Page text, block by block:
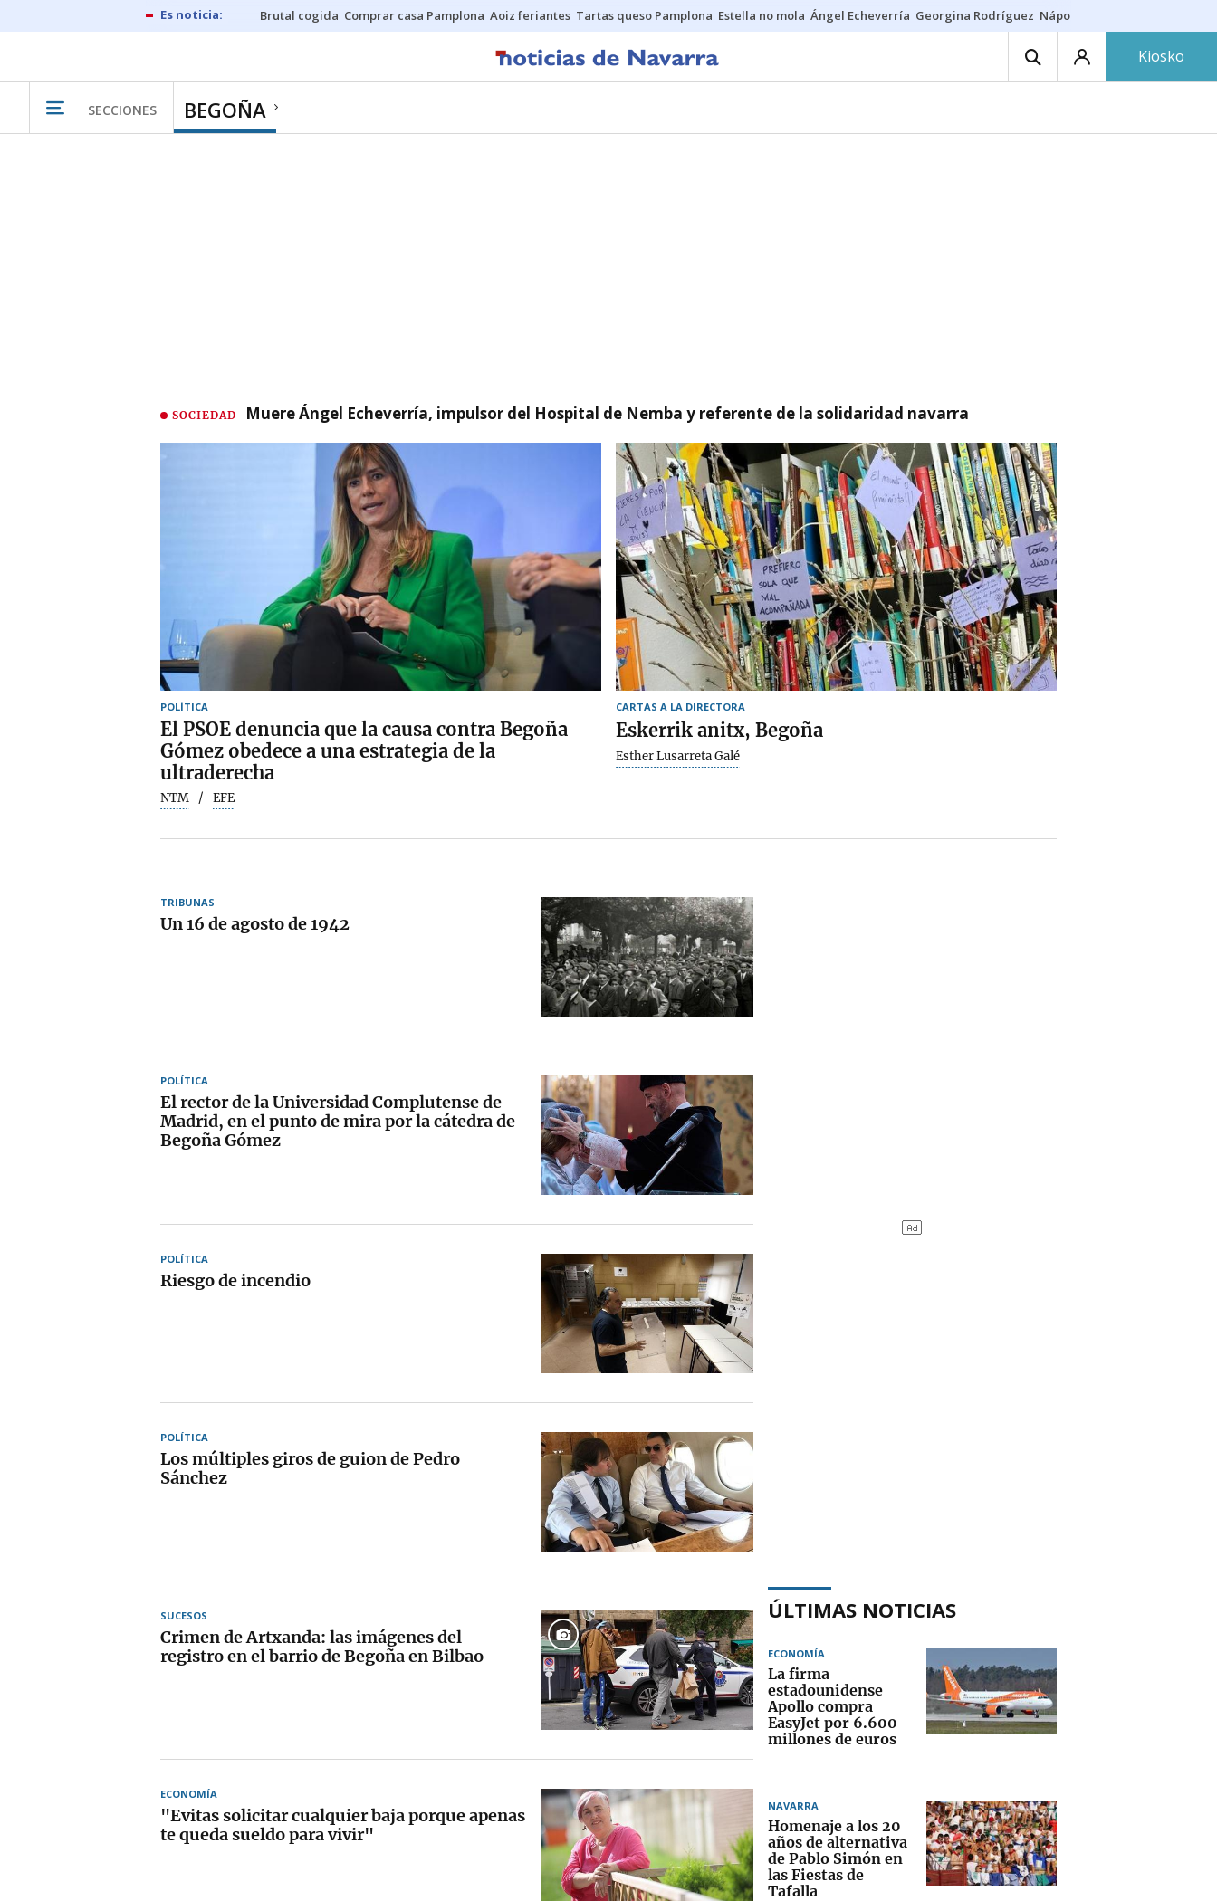
Brutal cogida Comprar casa Pamplona Aoiz feriantes Tartas queso Pamplona Estella no mola Ángel Echeverría Georgina Rodríguez Nápoles - Osasuna
Kiosko
SECCIONES BEGOÑA
SOCIEDAD Muere Ángel Echeverría, impulsor del Hospital de Nemba y referente de la solidaridad navarra
POLÍTICA
El PSOE denuncia que la causa contra Begoña
Gómez obedece a una estrategia de la
ultraderecha
NTM EFE
CARTAS A LA DIRECTORA
Eskerrik anitx, Begoña
Esther Lusarreta Galé
TRIBUNAS
Un 16 de agosto de 1942
POLÍTICA
El rector de la Universidad Complutense de
Madrid, en el punto de mira por la cátedra de
Begoña Gómez
POLÍTICA
Riesgo de incendio
POLÍTICA
Los múltiples giros de guion de Pedro
Sánchez
SUCESOS
Crimen de Artxanda: las imágenes del
registro en el barrio de Begoña en Bilbao
ECONOMÍA
"Evitas solicitar cualquier baja porque apenas
te queda sueldo para vivir"
ÚLTIMAS NOTICIAS
ECONOMÍA
La firma
estadounidense
Apollo compra
EasyJet por 6.600
millones de euros
NAVARRA
Homenaje a los 20
años de alternativa
de Pablo Simón en
las Fiestas de
Tafalla